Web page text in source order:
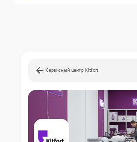
Сервисный центр Kitfort